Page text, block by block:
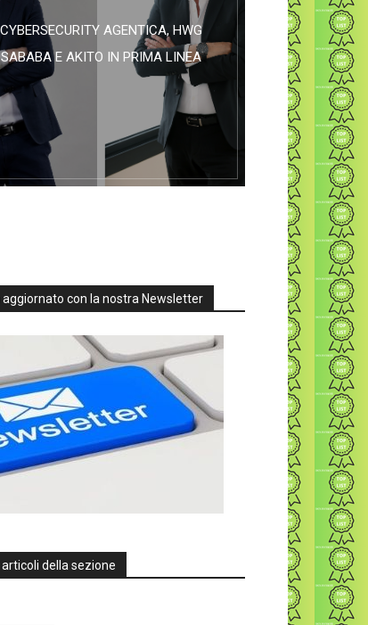
CYBERSECURITY AGENTICA, HWG
SABABA E AKITO IN PRIMA LINEA
aggiornato con la nostra Newsletter
della sezione